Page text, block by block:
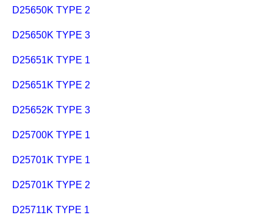
D25650K TYPE 2
D25650K TYPE 3
D25651K TYPE 1
D25651K TYPE 2
D25652K TYPE 3
D25700K TYPE 1
D25701K TYPE 1
D25701K TYPE 2
D25711K TYPE 1